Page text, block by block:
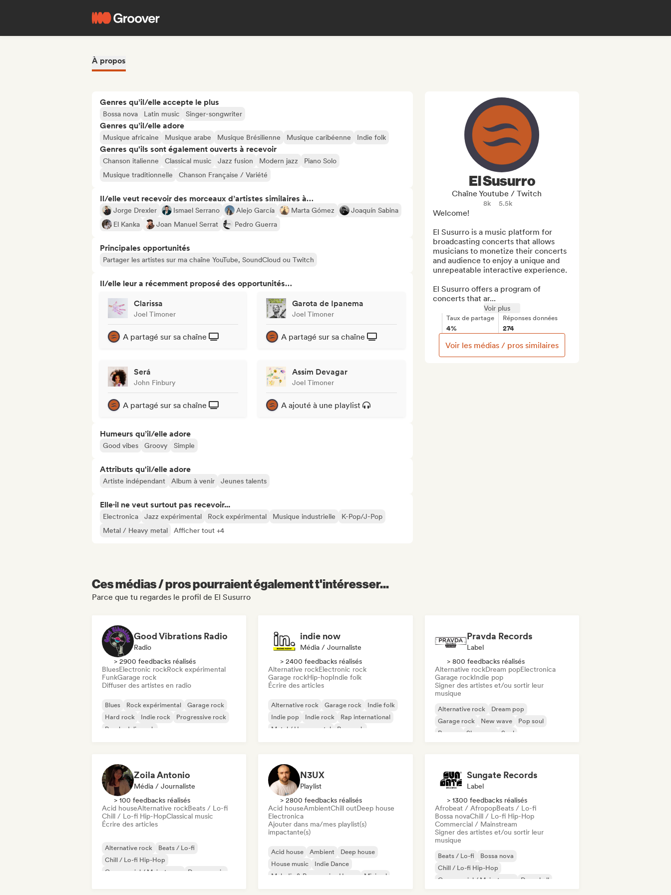
À propos
Genres qu’il/elle accepte le plus
Bossa nova Latin music Singer-songwriter
Genres qu’il/elle adore
Musique africaine Musique arabe Musique Brésilienne Musique caribéenne Indie folk
Genres qu'ils sont également ouverts à recevoir
Chanson italienne Classical music Jazz fusion Modern jazz
Piano Solo
Musique traditionnelle
Chanson Française / Variété
Il/elle veut recevoir des morceaux d’artistes similaires à…
Jorge Drexler Ismael Serrano Alejo García Marta Gómez
Joaquín Sabina
El Kanka
Joan Manuel Serrat Pedro Guerra
Principales opportunités
Partager les artistes sur ma chaîne YouTube, SoundCloud ou Twitch
Il/elle leur a récemment proposé des opportunités…
Clarissa
Joel Timoner
A partagé sur sa chaîne
Garota de Ipanema
Joel Timoner
A partagé sur sa chaîne
Será
John Finbury
A partagé sur sa chaîne
Assim Devagar
Joel Timoner
A ajouté à une playlist
Humeurs qu’il/elle adore
Good vibes Groovy Simple
Attributs qu'il/elle adore
Artiste indépendant Album à venir Jeunes talents
Elle·il ne veut surtout pas recevoir...
Electronica Jazz expérimental Rock expérimental Musique industrielle
K-Pop/J-Pop
Metal / Heavy metal
Afficher tout +4
El Susurro
Chaîne Youtube / Twitch
8k 5.5k
Welcome!
El Susurro is a music platform for
broadcasting concerts that allows
musicians to monetize their concerts
and audience to enjoy a unique and
unrepeatable interactive experience.
El Susurro offers a program of
concerts that ar...
Voir plus
Taux de partage
4%
Réponses données
274
Voir les médias / pros similaires
Ces médias / pros pourraient également t'intéresser...
Parce que tu regardes le profil de El Susurro
Good Vibrations Radio
Radio
> 2900 feedbacks réalisés
BluesElectronic rockRock expérimental
FunkGarage rock
Diffuser des artistes en radio
Blues Rock expérimental
Garage rock
Hard rock
Indie rock
Progressive rock
Psychedelic rock
indie now
Média / Journaliste
> 2400 feedbacks réalisés
Alternative rockElectronic rock
Garage rockHip-hopIndie folk
Écrire des articles
Alternative rock Garage rock
Indie folk
Indie pop
Indie rock
Rap international
Metal / Heavy metal
Pop rock
Pravda Records
Label
> 800 feedbacks réalisés
Alternative rockDream popElectronica
Garage rockIndie pop
Signer des artistes et/ou sortir leur
musique
Alternative rock
Dream pop
Garage rock
New wave
Pop soul
Reggae
Shoegaze Soul
Zoila Antonio
Média / Journaliste
> 100 feedbacks réalisés
Acid houseAlternative rockBeats / Lo-fi
Chill / Lo-fi Hip-HopClassical music
Écrire des articles
Alternative rock
Beats / Lo-fi
Chill / Lo-fi Hip-Hop
Commercial / Mainstream
Dance music
N3UX
Playlist
> 2800 feedbacks réalisés
Acid houseAmbientChill outDeep house
Electronica
Ajouter dans ma/mes playlist(s)
impactante(s)
Acid house Ambient
Deep house
House music
Indie Dance
Melodic & Progressive House
Minimal
Sungate Records
Label
> 1300 feedbacks réalisés
Afrobeat / AfropopBeats / Lo-fi
Bossa novaChill / Lo-fi Hip-Hop
Commercial / Mainstream
Signer des artistes et/ou sortir leur
musique
Beats / Lo-fi
Bossa nova
Chill / Lo-fi Hip-Hop
Commercial / Mainstream
Dancehall